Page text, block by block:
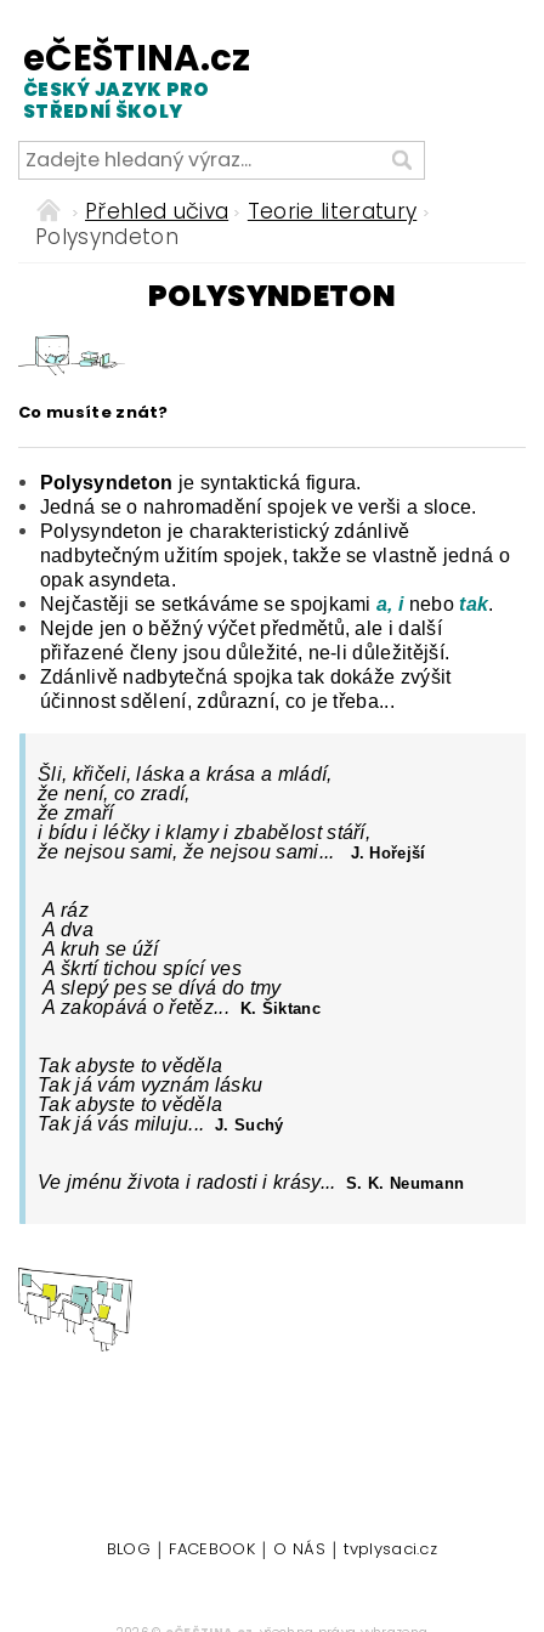
eČEŠTINA.cz
ČESKÝ JAZYK PRO
STŘEDNÍ ŠKOLY
Přehled učiva
Teorie literatury
Polysyndeton
POLYSYNDETON
Co musíte znát?
Polysyndeton je syntaktická figura.
Jedná se o nahromadění spojek ve verši a sloce.
Polysyndeton je charakteristický zdánlivě
nadbytečným užitím spojek, takže se vlastně jedná o
opak asyndeta.
Nejčastěji se setkáváme se spojkamia, inebotak.
Nejde jen o běžný výčet předmětů, ale i další
přiřazené členy jsou důležité, ne-li důležitější.
Zdánlivě nadbytečná spojka tak dokáže zvýšit
účinnost sdělení, zdůrazní, co je třeba...
Šli, křičeli, láska a krása a mládí,
že není, co zradí,
že zmaří
i bídu i léčky i klamy i zbabělost stáří,
že nejsou sami, že nejsou sami...
J. Hořejší
A ráz
A dva
A kruh se úží
A škrtí tichou spící ves
A slepý pes se dívá do tmy
A zakopává o řetěz...
K. Šiktanc
Tak abyste to věděla
Tak já vám vyznám lásku
Tak abyste to věděla
Tak já vás miluju...J. Suchý
Ve jménu života i radosti i krásy...S. K. Neumann
BLOG | FACEBOOK | O NÁS | tvplysaci.cz